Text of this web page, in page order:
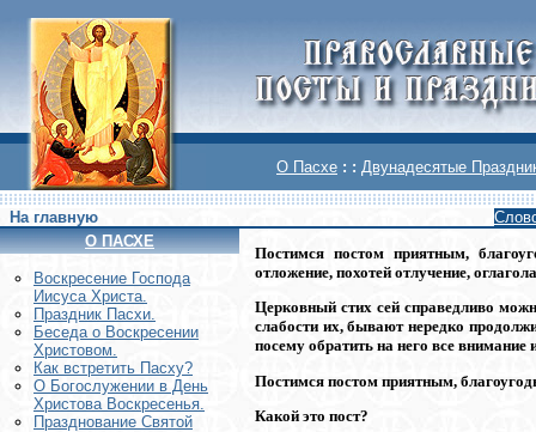
О Пасхе : : Двунадесятые
На главную
О ПАСХЕ
Воскреcение Господа
Иисуса Христа.
Праздник Пасхи.
Беседа о Воскресении
Христовом.
Как встретить Пасху?
О Богослужении в День
Христова Воскресенья.
Празднование Святой
Постимся постом приятным,
отложение, похотей отлучение,
Церковный стих сей справедливо
слабости их, бывают нередко
посему обратить на него все
Постимся постом приятным,
Какой это пост?